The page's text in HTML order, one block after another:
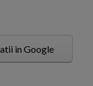
in Google